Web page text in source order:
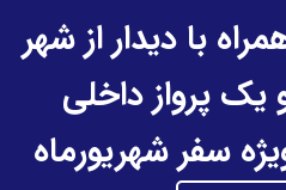
با دیدار از شهر
پرواز داخلی
سفر شهریورماه